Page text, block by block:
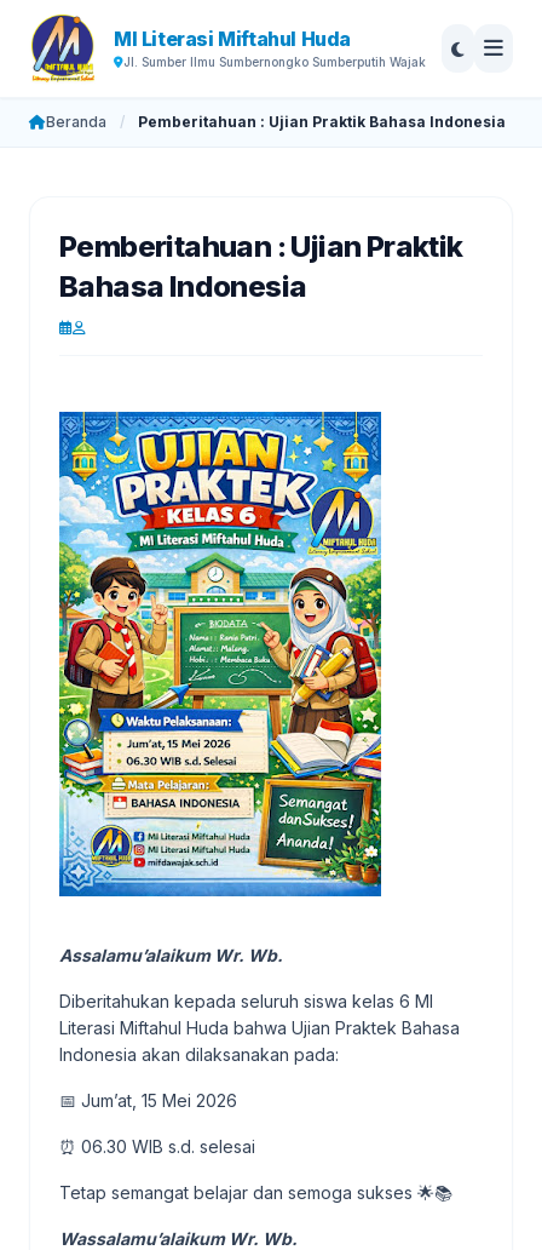
MI Literasi Miftahul Huda
Jl. Sumber Ilmu Sumbernongko Sumberputih Wajak
Beranda / Pemberitahuan : Ujian Praktik Bahasa Indonesia
Pemberitahuan : Ujian Praktik
Bahasa Indonesia
Assalamu’alaikum Wr. Wb.
Diberitahukan kepada seluruh siswa kelas 6 MI
Literasi Miftahul Huda bahwa Ujian Praktek Bahasa
Indonesia akan dilaksanakan pada:
📅 Jum’at, 15 Mei 2026
⏰ 06.30 WIB s.d. selesai
Tetap semangat belajar dan semoga sukses 🌟📚
Wassalamu’alaikum Wr. Wb.